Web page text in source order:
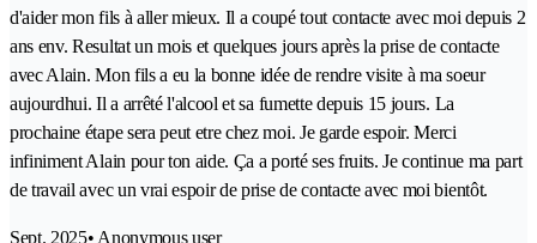
d'aider mon fils à aller mieux. Il a coupé tout contacte avec moi depuis 2
ans env. Resultat un mois et quelques jours après la prise de contacte
avec Alain. Mon fils a eu la bonne idée de rendre visite à ma soeur
aujourdhui. Il a arrêté l'alcool et sa fumette depuis 15 jours. La
prochaine étape sera peut etre chez moi. Je garde espoir. Merci
infiniment Alain pour ton aide. Ça a porté ses fruits. Je continue ma part
de travail avec un vrai espoir de prise de contacte avec moi bientôt.
Sept. 2025• Anonymous user